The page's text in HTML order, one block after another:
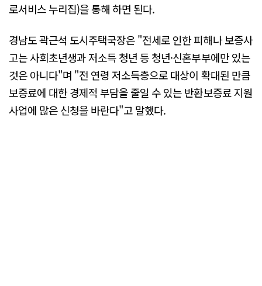
로서비스 누리집)을 통해 하면 된다.
경남도 곽근석 도시주택국장은 "전세로 인한 피해나 보증사
고는 사회초년생과 저소득 청년 등 청년·신혼부부에만 있는
것은 아니다"며 "전 연령 저소득층으로 대상이 확대된 만큼
보증료에 대한 경제적 부담을 줄일 수 있는 반환보증료 지원
사업에 많은 신청을 바란다"고 말했다.